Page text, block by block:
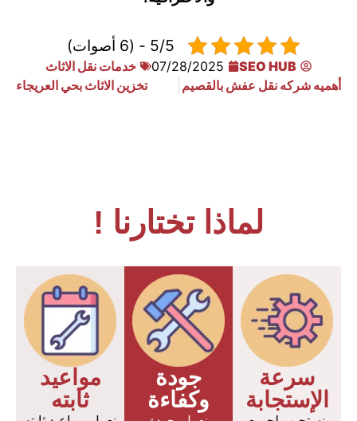
5/5 - (6 أصوات)
SEO HUB
07/28/2025
خدمات نقل الاثاث
أهميه شركه نقل عفش بالقصيم
تخزين الاثاث بحي العريجاء
لماذا تختارنا !
سرعة
الإستجابة
جودة
وكفاءة
مواعيد
ثابته